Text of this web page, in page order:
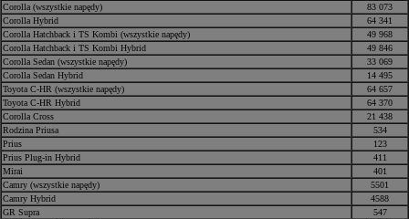
Corolla (wszystkie napędy)
83 073
Corolla Hybrid
64 341
Corolla Hatchback i TS Kombi (wszystkie napędy)
49 968
Corolla Hatchback i TS Kombi Hybrid
49 846
Corolla Sedan (wszystkie napędy)
33 069
Corolla Sedan Hybrid
14 495
Toyota C-HR (wszystkie napędy)
64 657
Toyota C-HR Hybrid
64 370
Corolla Cross
21 438
Rodzina Priusa
534
Prius
123
Prius Plug-in Hybrid
411
Mirai
401
Camry (wszystkie napędy)
5501
Camry Hybrid
4588
GR Supra
547